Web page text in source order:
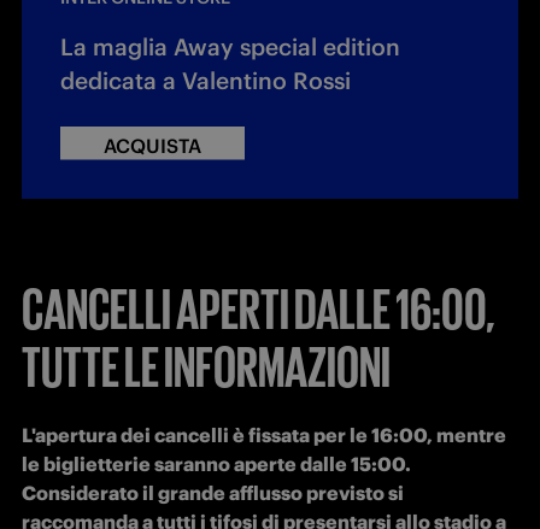
La maglia Away special edition
dedicata a Valentino Rossi
ACQUISTA
CANCELLI APERTI DALLE 16:00,
TUTTE LE INFORMAZIONI
L'apertura dei cancelli è fissata per le 16:00, mentre
le biglietterie saranno aperte dalle 15:00.
Considerato il grande afflusso previsto si
raccomanda a tutti i tifosi di presentarsi allo stadio a